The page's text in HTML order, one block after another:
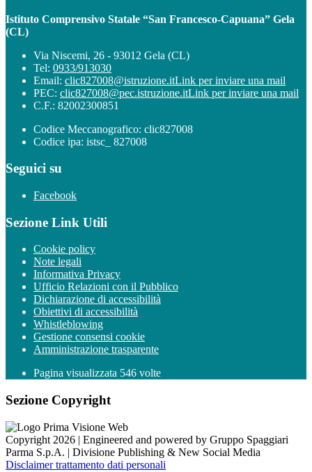
Istituto Comprensivo Statale “San Francesco-Capuana” Gela
(CL)
Via Niscemi, 26 - 93012 Gela (CL)
Tel: 0933/913030
Email: clic827008@istruzione.itLink per inviare una mail
PEC: clic827008@pec.istruzione.itLink per inviare una mail
C.F.: 82002300851
Codice Meccanografico: clic827008
Codice ipa: istsc_ 827008
Seguici su
Facebook
Sezione Link Utili
Cookie policy
Note legali
Informativa Privacy
Ufficio Relazioni con il Pubblico
Dichiarazione di accessibilità
Obiettivi di accessibilità
Whistleblowing
Gestione consensi cookie
Amministrazione trasparente
Pagina visualizzata 546 volte
Sezione Copyright
Copyright 2026 | Engineered and powered by Gruppo Spaggiari
Parma S.p.A. | Divisione Publishing & New Social Media
Disclaimer trattamento dati personali